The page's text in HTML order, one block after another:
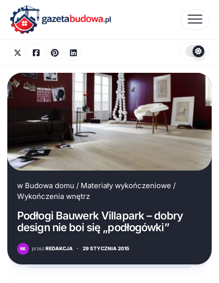
content
w Budowa domu / Materiały wykończeniowe /
Wykończenia wnętrz
Podłogi Bauwerk Villapark – dobry
design nie boi się „podłogówki”
przezREDAKCJA · 29 STYCZNIA 2015